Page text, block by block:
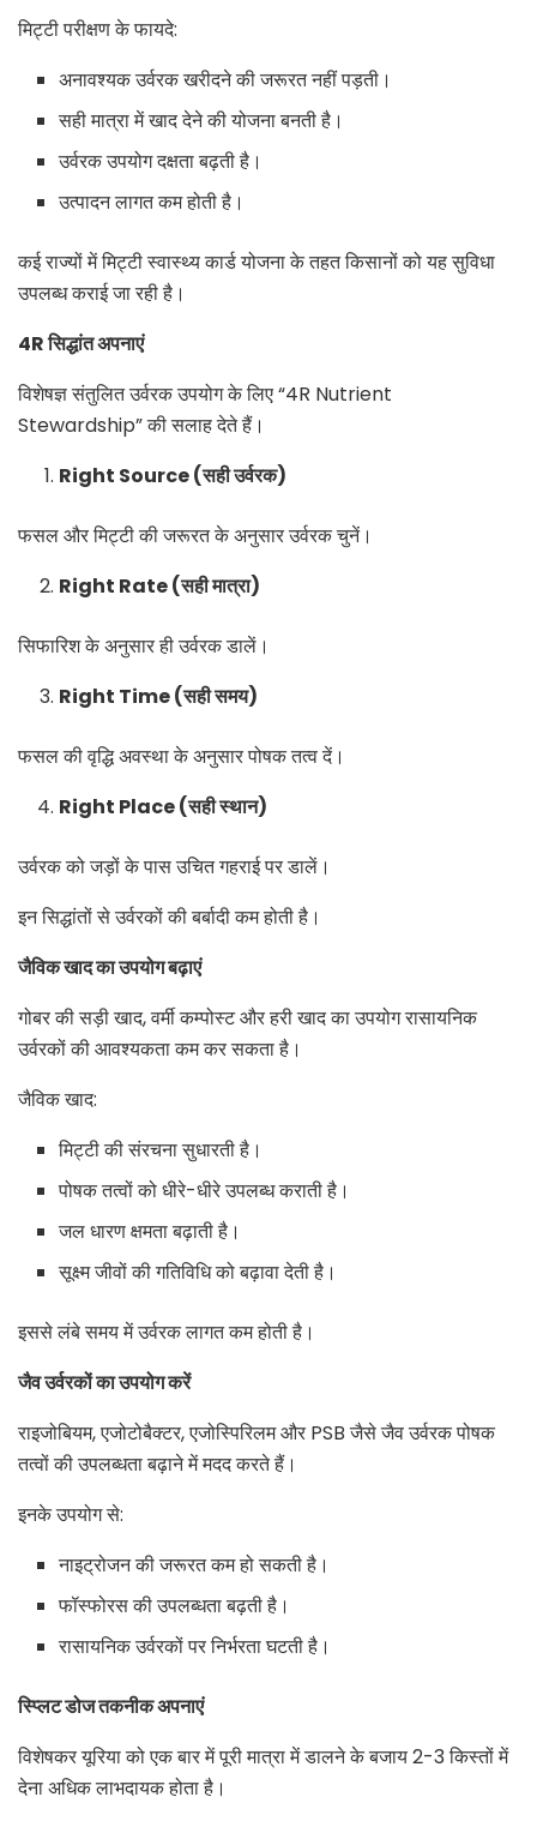
मिट्टी परीक्षण के फायदे:
अनावश्यक उर्वरक खरीदने की जरूरत नहीं पड़ती।
सही मात्रा में खाद देने की योजना बनती है।
उर्वरक उपयोग दक्षता बढ़ती है।
उत्पादन लागत कम होती है।
कई राज्यों में मिट्टी स्वास्थ्य कार्ड योजना के तहत किसानों को यह सुविधा
उपलब्ध कराई जा रही है।
4R सिद्धांत अपनाएं
विशेषज्ञ संतुलित उर्वरक उपयोग के लिए “4R Nutrient
Stewardship” की सलाह देते हैं।
Right Source (सही उर्वरक)
फसल और मिट्टी की जरूरत के अनुसार उर्वरक चुनें।
Right Rate (सही मात्रा)
सिफारिश के अनुसार ही उर्वरक डालें।
Right Time (सही समय)
फसल की वृद्धि अवस्था के अनुसार पोषक तत्व दें।
Right Place (सही स्थान)
उर्वरक को जड़ों के पास उचित गहराई पर डालें।
इन सिद्धांतों से उर्वरकों की बर्बादी कम होती है।
जैविक खाद का उपयोग बढ़ाएं
गोबर की सड़ी खाद, वर्मी कम्पोस्ट और हरी खाद का उपयोग रासायनिक
उर्वरकों की आवश्यकता कम कर सकता है।
जैविक खाद:
मिट्टी की संरचना सुधारती है।
पोषक तत्वों को धीरे-धीरे उपलब्ध कराती है।
जल धारण क्षमता बढ़ाती है।
सूक्ष्म जीवों की गतिविधि को बढ़ावा देती है।
इससे लंबे समय में उर्वरक लागत कम होती है।
जैव उर्वरकों का उपयोग करें
राइजोबियम, एजोटोबैक्टर, एजोस्पिरिलम और PSB जैसे जैव उर्वरक पोषक
तत्वों की उपलब्धता बढ़ाने में मदद करते हैं।
इनके उपयोग से:
नाइट्रोजन की जरूरत कम हो सकती है।
फॉस्फोरस की उपलब्धता बढ़ती है।
रासायनिक उर्वरकों पर निर्भरता घटती है।
स्प्लिट डोज तकनीक अपनाएं
विशेषकर यूरिया को एक बार में पूरी मात्रा में डालने के बजाय 2-3 किस्तों में
देना अधिक लाभदायक होता है।